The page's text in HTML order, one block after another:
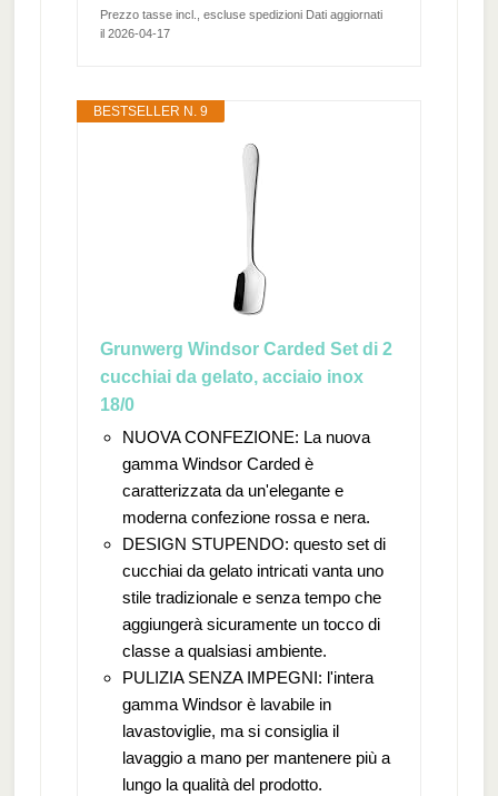
Prezzo tasse incl., escluse spedizioni Dati aggiornati
il 2026-04-17
BESTSELLER N. 9
Grunwerg Windsor Carded Set di 2
cucchiai da gelato, acciaio inox
18/0
NUOVA CONFEZIONE: La nuova
gamma Windsor Carded è
caratterizzata da un'elegante e
moderna confezione rossa e nera.
DESIGN STUPENDO: questo set di
cucchiai da gelato intricati vanta uno
stile tradizionale e senza tempo che
aggiungerà sicuramente un tocco di
classe a qualsiasi ambiente.
PULIZIA SENZA IMPEGNI: l'intera
gamma Windsor è lavabile in
lavastoviglie, ma si consiglia il
lavaggio a mano per mantenere più a
lungo la qualità del prodotto.